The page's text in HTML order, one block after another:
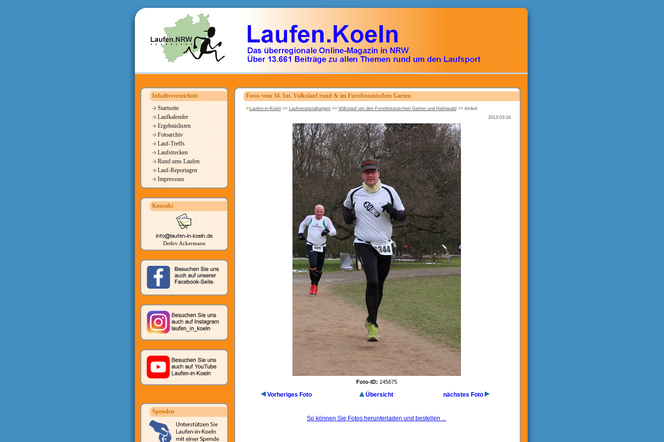
Inhaltsverzeichnis
Startseite
Laufkalender
Ergebnislisten
Fotoarchiv
Lauf-Treffs
Laufstrecken
Rund ums Laufen
Lauf-Reportagen
Impressum
Kontakt
Detlev Ackermann
Spenden
Fotos vom 34. Int. Volkslauf rund & im Forstbotanischen Garten
Laufen-in-Koeln>> Laufveranstaltungen>> Volkslauf um den Forstbotanischen Garten und Hahnwald >> Artikel
2013-03-16
Foto-ID: 145675
Vorheriges Foto Übersicht nächstes Foto
So können Sie Fotos herunterladen und bestellen ...